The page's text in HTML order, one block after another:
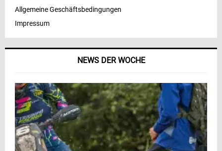
NEWS DER WOCHE
Allgemeine Geschäftsbedingungen
Impressum